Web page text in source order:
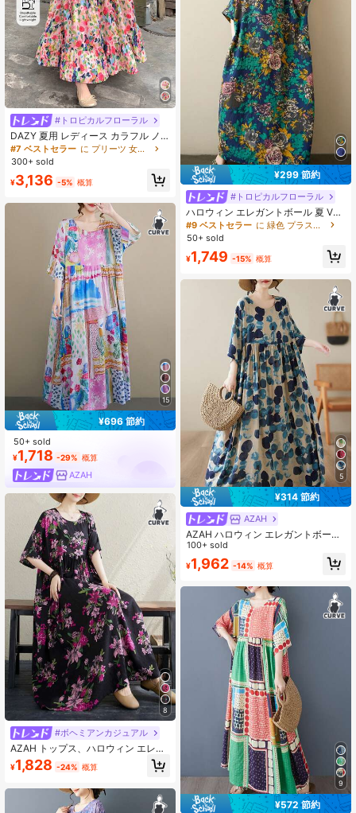
#トロピカルフローラル
DAZY 夏用 レディース カラフル ノ
ースリーブ Aライン 傘型スカート ミ
ディ丈ワンピース、カジュアル バケ
日常着 サンドレス
#7 ベストセラー
に プリーツ 女性のドレス
300+ sold
¥3,136 -5% 概算
15
¥696 節約
50+ sold
¥1,718 -29% 概算
AZAH
8
#ボヘミアンカジュアル
AZAH トップス、ハロウィン エレガ
ントボール 夏 レディース プラスサ
イズドレス、ボヘミアン カジュアル
ース 既製服、ラウンドネック ノース
リーブ 中年ママドレス
¥1,828 -24% 概算
¥299 節約
#トロピカルフローラル
ハロウィン エレガントボール 夏 Vネ
ック 半袖 プリント マキシドレス、
花柄、エレガントな女性用ビーチド
ジュアルバケーションドレス、ナイ
トガウン、母の日
#9 ベストセラー
に 緑色 プラスサイズのドレス
50+ sold
¥1,749 -15% 概算
5
¥314 節約
AZAH
AZAH ハロウィン エレガントボール
プラスサイズ コットンブレンド 夏用
マキシドレス、レディース カジュア
ル Aライン プリーツ ラウンドネック
き
100+ sold
¥1,962 -14% 概算
9
¥572 節約